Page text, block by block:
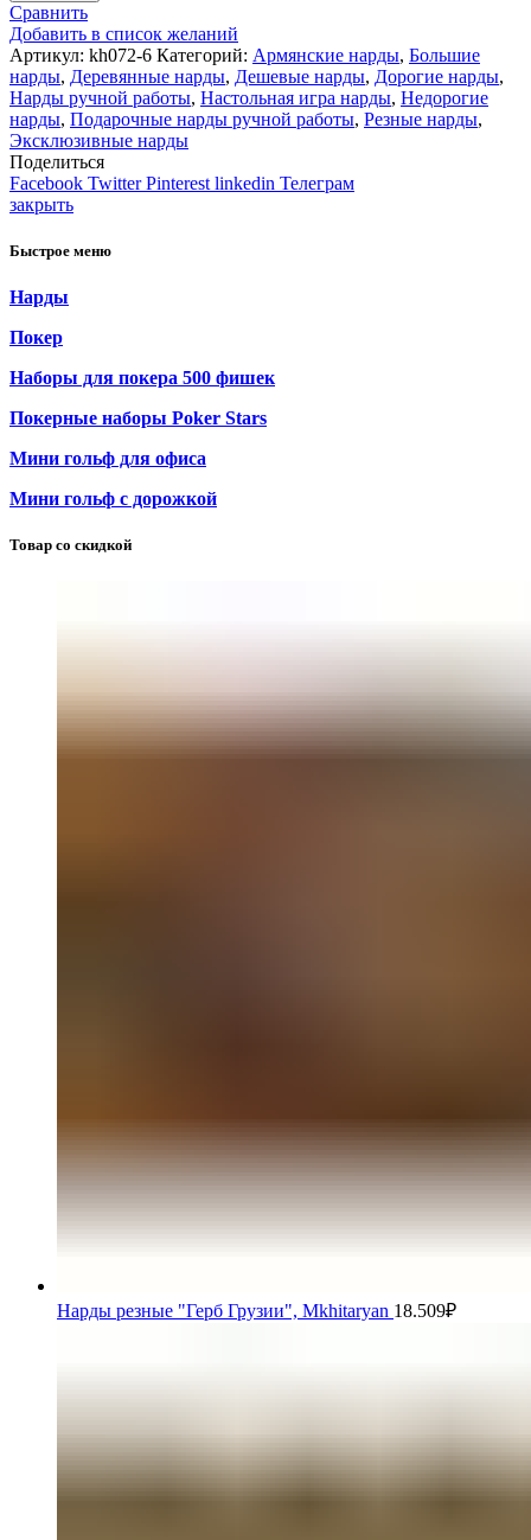
Сравнить
Добавить в список желаний
Артикул: kh072-6 Категорий: Армянские нарды, Большие
нарды, Деревянные нарды, Дешевые нарды, Дорогие нарды,
Нарды ручной работы, Настольная игра нарды, Недорогие
нарды, Подарочные нарды ручной работы, Резные нарды,
Эксклюзивные нарды
Поделиться
Facebook Twitter Pinterest linkedin Телеграм
закрыть
Быстрое меню
Нарды
Покер
Наборы для покера 500 фишек
Покерные наборы Poker Stars
Мини гольф для офиса
Мини гольф с дорожкой
Товар со скидкой
Нарды резные "Герб Грузии", Mkhitaryan 18.509₽